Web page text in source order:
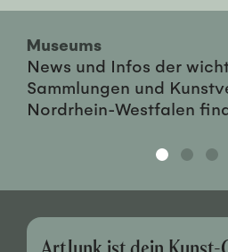
Museums
News und Infos der
Sammlungen und
Nordrhein-Westfalen